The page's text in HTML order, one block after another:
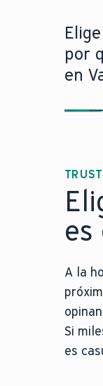
por
en
es
A la
Si
es